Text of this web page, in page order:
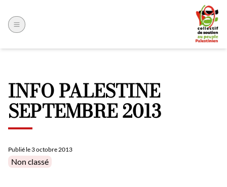
INFO PALESTINE
SEPTEMBRE 2013
Publié le3 octobre 2013
Posted in
Non classé